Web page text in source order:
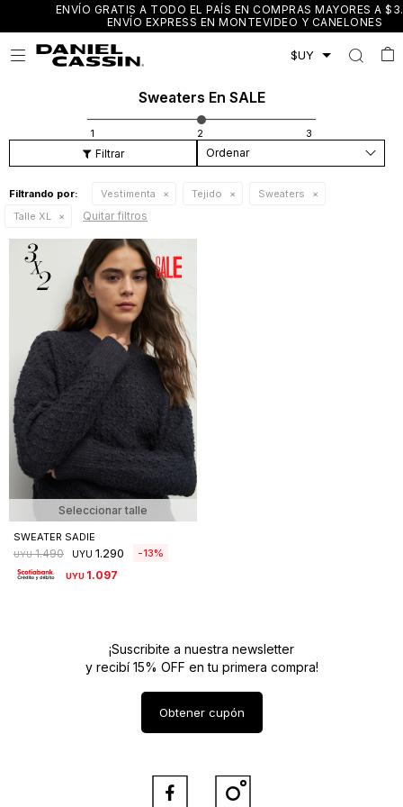
ENVÍO GRATIS A TODO EL PAÍS EN COMPRAS MAYORES A $3.000 /
ENVÍO EXPRESS EN MONTEVIDEO Y CANELONES

Sweaters En SALE
Recomendados
Filtrando por: Vestimenta Tejido
Sweaters
Talle XL
Quitar filtros
Seleccionar talle
SWEATER SADIE
UYU 1.490 UYU 1.290 13
UYU 1.097
¡Suscribite a nuestra newsletter
y recibí 15% OFF en tu primera compra!
Obtener cupón
 